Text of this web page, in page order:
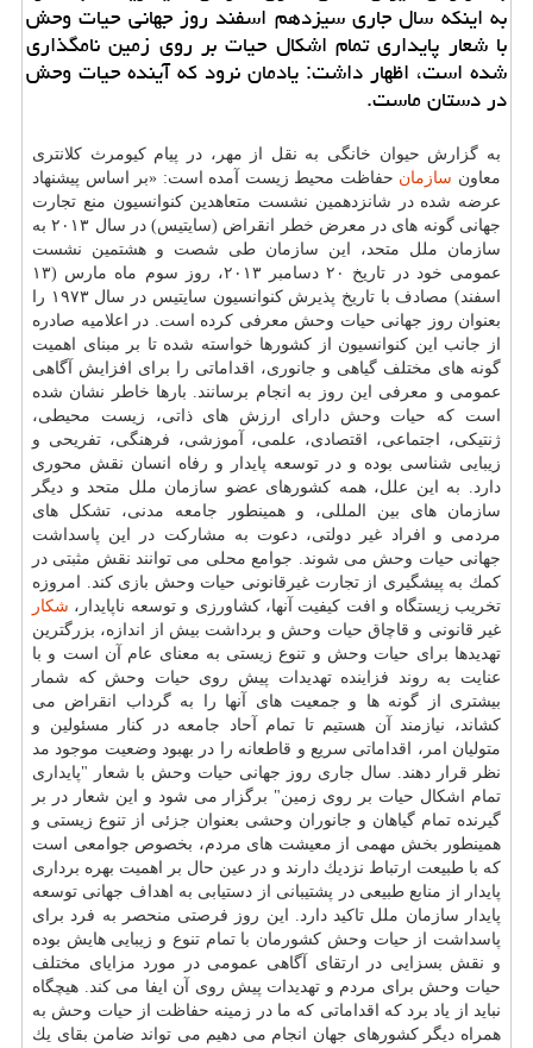
به اینكه سال جاری سیزدهم اسفند روز جهانی حیات وحش
با شعار پایداری تمام اشكال حیات بر روی زمین نامگذاری
شده است، اظهار داشت: یادمان نرود كه آینده حیات وحش
در دستان ماست.
به گزارش حیوان خانگی به نقل از مهر، در پیام كیومرث كلانتری
معاون سازمان حفاظت محیط زیست آمده است: «بر اساس پیشنهاد
عرضه شده در شانزدهمین نشست متعاهدین كنوانسیون منع تجارت
جهانی گونه های در معرض خطر انقراض (سایتیس) در سال ۲۰۱۳ به
سازمان ملل متحد، این سازمان طی شصت و هشتمین نشست
عمومی خود در تاریخ ۲۰ دسامبر ۲۰۱۳، روز سوم ماه مارس (۱۳
اسفند) مصادف با تاریخ پذیرش كنوانسیون سایتیس در سال ۱۹۷۳ را
بعنوان روز جهانی حیات وحش معرفی كرده است. در اعلامیه صادره
از جانب این كنوانسیون از كشورها خواسته شده تا بر مبنای اهمیت
گونه های مختلف گیاهی و جانوری، اقداماتی را برای افزایش آگاهی
عمومی و معرفی این روز به انجام برسانند. بارها خاطر نشان شده
است كه حیات وحش دارای ارزش های ذاتی، زیست محیطی،
ژنتیكی، اجتماعی، اقتصادی، علمی، آموزشی، فرهنگی، تفریحی و
زیبایی شناسی بوده و در توسعه پایدار و رفاه انسان نقش محوری
دارد. به این علل، همه كشورهای عضو سازمان ملل متحد و دیگر
سازمان های بین المللی، و همینطور جامعه مدنی، تشكل های
مردمی و افراد غیر دولتی، دعوت به مشاركت در این پاسداشت
جهانی حیات وحش می شوند. جوامع محلی می توانند نقش مثبتی در
كمك به پیشگیری از تجارت غیرقانونی حیات وحش بازی كند. امروزه
تخریب زیستگاه و افت كیفیت آنها، كشاورزی و توسعه ناپایدار، شكار
غیر قانونی و قاچاق حیات وحش و برداشت بیش از اندازه، بزرگترین
تهدیدها برای حیات وحش و تنوع زیستی به معنای عام آن است و با
عنایت به روند فزاینده تهدیدات پیش روی حیات وحش كه شمار
بیشتری از گونه ها و جمعیت های آنها را به گرداب انقراض می
كشاند، نیازمند آن هستیم تا تمام آحاد جامعه در كنار مسئولین و
متولیان امر، اقداماتی سریع و قاطعانه را در بهبود وضعیت موجود مد
نظر قرار دهند. سال جاری روز جهانی حیات وحش با شعار "پایداری
تمام اشكال حیات بر روی زمین" برگزار می شود و این شعار در بر
گیرنده تمام گیاهان و جانوران وحشی بعنوان جزئی از تنوع زیستی و
همینطور بخش مهمی از معیشت های مردم، بخصوص جوامعی است
كه با طبیعت ارتباط نزدیك دارند و در عین حال بر اهمیت بهره برداری
پایدار از منابع طبیعی در پشتیبانی از دستیابی به اهداف جهانی توسعه
پایدار سازمان ملل تاكید دارد. این روز فرصتی منحصر به فرد برای
پاسداشت از حیات وحش كشورمان با تمام تنوع و زیبایی هایش بوده
و نقش بسزایی در ارتقای آگاهی عمومی در مورد مزایای مختلف
حیات وحش برای مردم و تهدیدات پیش روی آن ایفا می كند. هیچگاه
نباید از یاد برد كه اقداماتی كه ما در زمینه حفاظت از حیات وحش به
همراه دیگر كشورهای جهان انجام می دهیم می تواند ضامن بقای یك